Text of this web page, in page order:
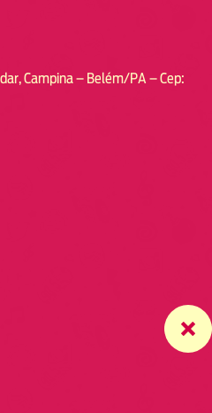
Campina – Belém/PA – Cep: